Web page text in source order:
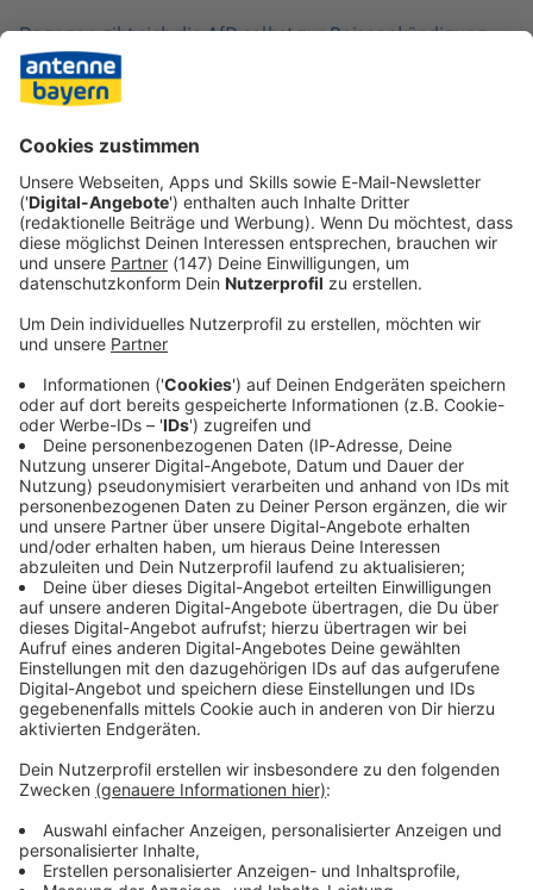
Dagegen gibt sich die AfD selbst zur Reiseankündigung
gelassen: «Da ist noch gar nichts Konkretes geplant. Das
ist eine Absichtserklärung für die Ausrichtung seiner
zukünftigen Reisen – und das ist völlig okay», sagte der
Erste Parlamentarische Geschäftsführer der Fraktion,
Immer auf dem Laufenden
bleiben!
Verpass' nichts mehr - mit unserem kostenlosen
ANTENNE BAYERN Newsletter. Ob Nachrichten,
Lifestyle oder unsere neuesten Aktionen - wir
informieren dich.
Zum Newsletter anmelden